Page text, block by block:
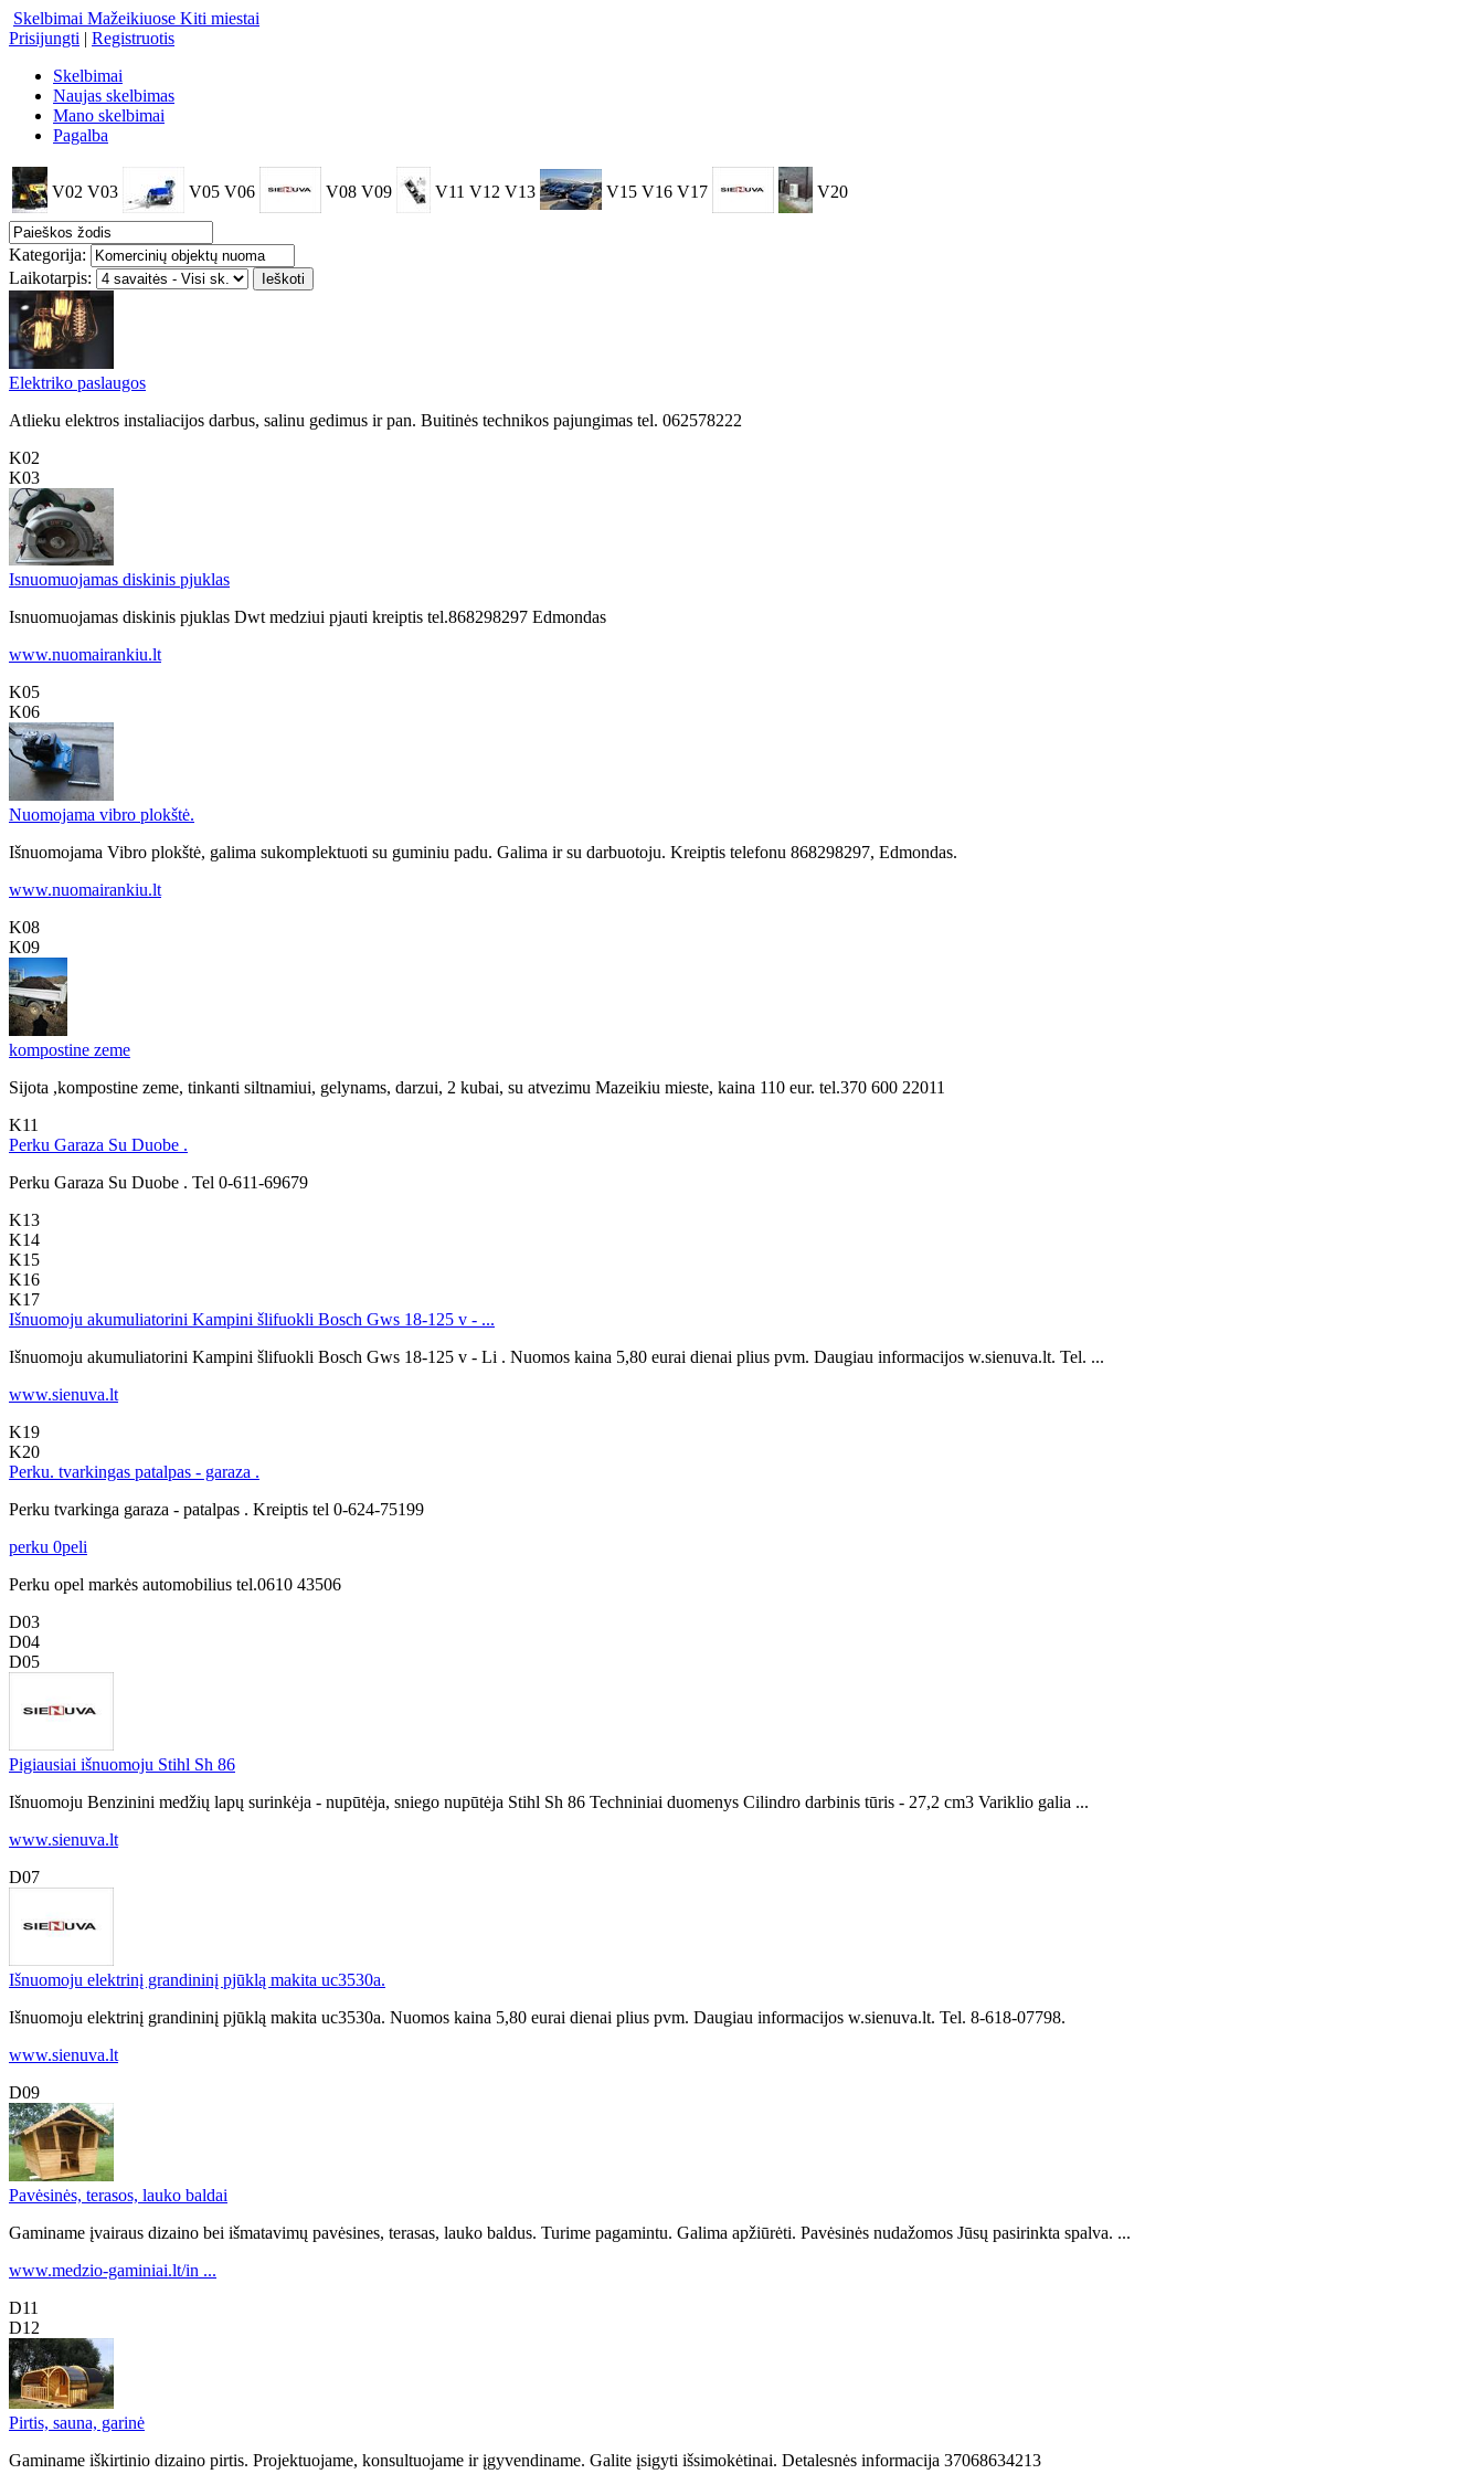
Skelbimai Mažeikiuose Kiti miestai
Prisijungti | Registruotis
Skelbimai
Naujas skelbimas
Mano skelbimai
Pagalba
V02 V03 V05 V06 V08 V09 V11 V12 V13 V15 V16 V17 V20
Kategorija:
Laikotarpis:
Elektriko paslaugos
Atlieku elektros instaliacijos darbus, salinu gedimus ir pan. Buitinės technikos pajungimas tel. 062578222
K02
K03
Isnuomuojamas diskinis pjuklas
Isnuomuojamas diskinis pjuklas Dwt medziui pjauti kreiptis tel.868298297 Edmondas
www.nuomairankiu.lt
K05
K06
Nuomojama vibro plokštė.
Išnuomojama Vibro plokštė, galima sukomplektuoti su guminiu padu. Galima ir su darbuotoju. Kreiptis telefonu 868298297, Edmondas.
www.nuomairankiu.lt
K08
K09
kompostine zeme
Sijota ,kompostine zeme, tinkanti siltnamiui, gelynams, darzui, 2 kubai, su atvezimu Mazeikiu mieste, kaina 110 eur. tel.370 600 22011
K11
Perku Garaza Su Duobe .
Perku Garaza Su Duobe . Tel 0-611-69679
K13
K14
K15
K16
K17
Išnuomoju akumuliatorini Kampini šlifuokli Bosch Gws 18-125 v - ...
Išnuomoju akumuliatorini Kampini šlifuokli Bosch Gws 18-125 v - Li . Nuomos kaina 5,80 eurai dienai plius pvm. Daugiau informacijos w.sienuva.lt. Tel. ...
www.sienuva.lt
K19
K20
Perku. tvarkingas patalpas - garaza .
Perku tvarkinga garaza - patalpas . Kreiptis tel 0-624-75199
perku 0peli
Perku opel markės automobilius tel.0610 43506
D03
D04
D05
Pigiausiai išnuomoju Stihl Sh 86
Išnuomoju Benzinini medžių lapų surinkėja - nupūtėja, sniego nupūtėja Stihl Sh 86 Techniniai duomenys Cilindro darbinis tūris - 27,2 cm3 Variklio galia ...
www.sienuva.lt
D07
Išnuomoju elektrinį grandininį pjūklą makita uc3530a.
Išnuomoju elektrinį grandininį pjūklą makita uc3530a. Nuomos kaina 5,80 eurai dienai plius pvm. Daugiau informacijos w.sienuva.lt. Tel. 8-618-07798.
www.sienuva.lt
D09
Pavėsinės, terasos, lauko baldai
Gaminame įvairaus dizaino bei išmatavimų pavėsines, terasas, lauko baldus. Turime pagamintu. Galima apžiūrėti. Pavėsinės nudažomos Jūsų pasirinkta spalva. ...
www.medzio-gaminiai.lt/in ...
D11
D12
Pirtis, sauna, garinė
Gaminame iškirtinio dizaino pirtis. Projektuojame, konsultuojame ir įgyvendiname. Galite įsigyti išsimokėtinai. Detalesnės informacija 37068634213